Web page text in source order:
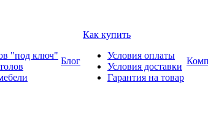
"под ключ"
Блог
Как купить
Условия оплаты
Условия доставки
Гарантия на товар